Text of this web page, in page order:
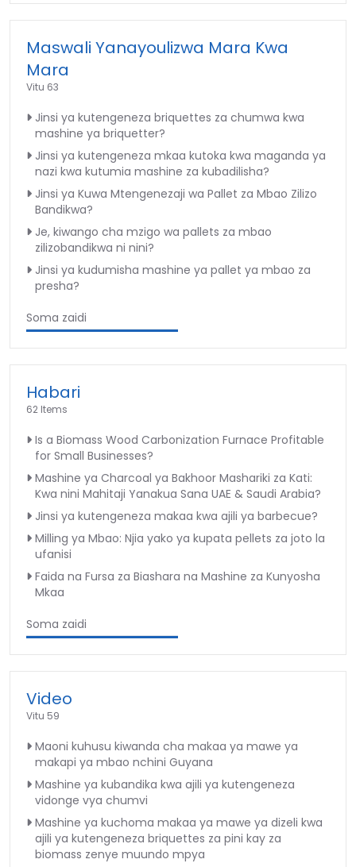
Maswali Yanayoulizwa Mara Kwa
Mara
Vitu 63
Jinsi ya kutengeneza briquettes za chumwa kwa
mashine ya briquetter?
Jinsi ya kutengeneza mkaa kutoka kwa maganda ya
nazi kwa kutumia mashine za kubadilisha?
Jinsi ya Kuwa Mtengenezaji wa Pallet za Mbao Zilizo
Bandikwa?
Je, kiwango cha mzigo wa pallets za mbao
zilizobandikwa ni nini?
Jinsi ya kudumisha mashine ya pallet ya mbao za
presha?
Soma zaidi
Habari
62 Items
Is a Biomass Wood Carbonization Furnace Profitable
for Small Businesses?
Mashine ya Charcoal ya Bakhoor Mashariki za Kati:
Kwa nini Mahitaji Yanakua Sana UAE & Saudi Arabia?
Jinsi ya kutengeneza makaa kwa ajili ya barbecue?
Milling ya Mbao: Njia yako ya kupata pellets za joto la
ufanisi
Faida na Fursa za Biashara na Mashine za Kunyosha
Mkaa
Soma zaidi
Video
Vitu 59
Maoni kuhusu kiwanda cha makaa ya mawe ya
makapi ya mbao nchini Guyana
Mashine ya kubandika kwa ajili ya kutengeneza
vidonge vya chumvi
Mashine ya kuchoma makaa ya mawe ya dizeli kwa
ajili ya kutengeneza briquettes za pini kay za
biomass zenye muundo mpya